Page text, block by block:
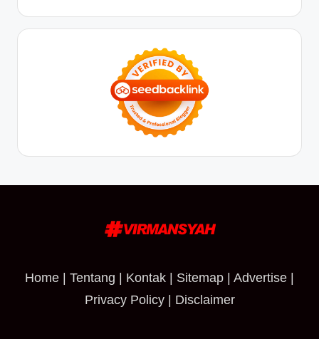
Home Tentang Kontak Sitemap Advertise
Privacy Policy| Disclaimer